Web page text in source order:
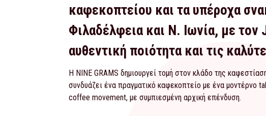
καφεκοπτείου και τα υπέροχα
Φιλαδέλφεια και Ν. Ιωνία, με τον
αυθεντική ποιότητα και τις
Η NINE GRAMS δημιουργεί τομή στον κλάδο της
συνδυάζει ένα πραγματικό καφεκοπτείο με ένα μοντέρνο
coffee movement, με συμπιεσμένη αρχική επένδυση.